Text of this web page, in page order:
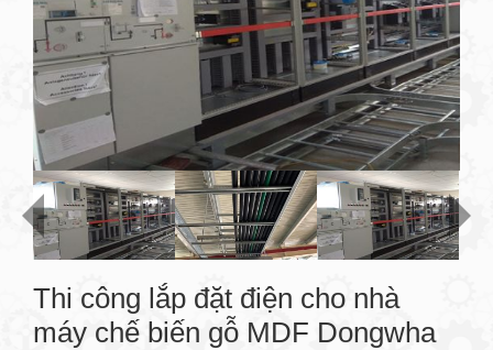
Thi công lắp đặt điện cho nhà
máy chế biến gỗ MDF Dongwha